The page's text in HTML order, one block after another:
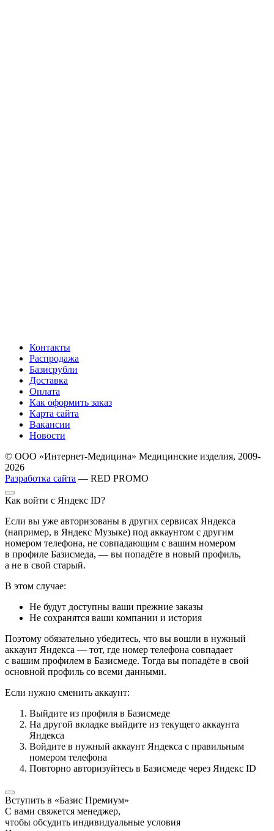
Контакты
Распродажа
Базисрубли
Доставка
Оплата
Как оформить заказ
Карта сайта
Вакансии
Новости
© ООО «Интернет-Медицина» Медицинские изделия, 2009-
2026
Разработка сайта — RED PROMO
Как войти с Яндекс ID?
Если вы уже авторизованы в других сервисах Яндекса
(например, в Яндекс Музыке) под аккаунтом с другим
номером телефона, не совпадающим с вашим номером
в профиле Базисмеда, — вы попадёте в новый профиль,
а не в свой старый.
В этом случае:
Не будут доступны ваши прежние заказы
Не сохранятся ваши компании и история
Поэтому обязательно убедитесь, что вы вошли в нужный
аккаунт Яндекса — тот, где номер телефона совпадает
с вашим профилем в Базисмеде. Тогда вы попадёте в свой
основной профиль со всеми данными.
Если нужно сменить аккаунт:
Выйдите из профиля в Базисмеде
На другой вкладке выйдите из текущего аккаунта
Яндекса
Войдите в нужный аккаунт Яндекса с правильным
номером телефона
Повторно авторизуйтесь в Базисмеде через Яндекс ID
Вступить в «Базис Премиум»
С вами свяжется менеджер,
чтобы обсудить индивидуальные условия